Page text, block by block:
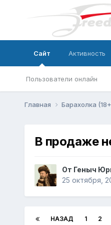
Сайт
Пользователи онлайн
Активность
Главная Барахолка
В продаже
От Геныч
25 октября,
НАЗАД 1 2